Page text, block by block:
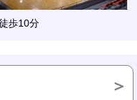
歩10分